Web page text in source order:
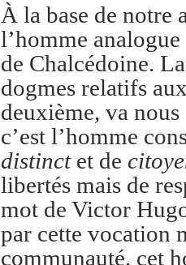
À la base de notre
l’homme
de Chalcédoine.
dogmes relatifs
deuxième, va
c’est l’homme
distinctet de
libertés mais de
mot de Victor
par cette vocation
communauté, cet